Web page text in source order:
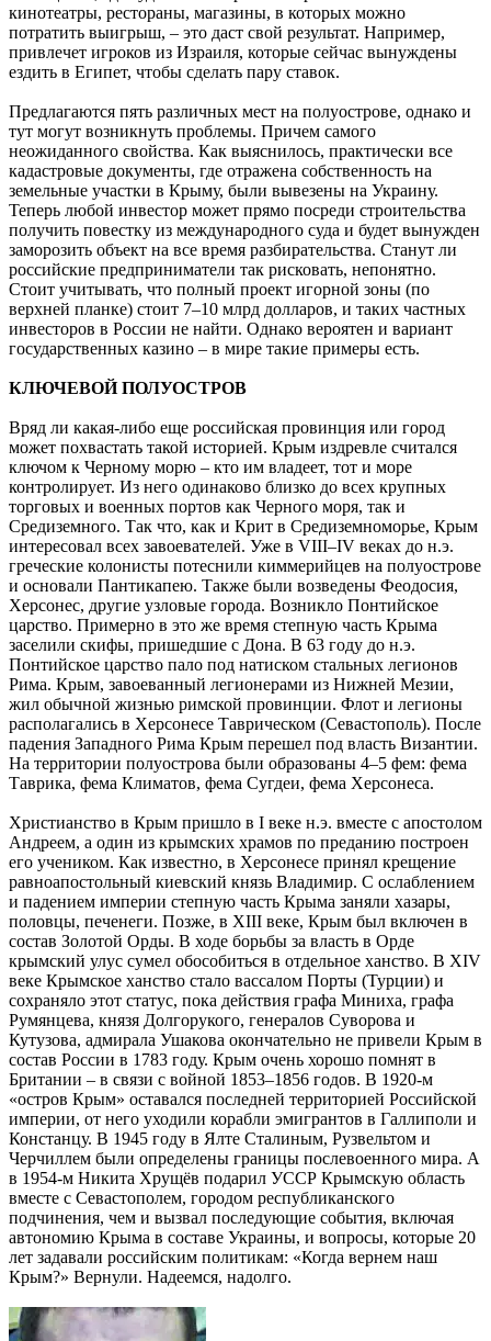
кинотеатры, рестораны, магазины, в которых можно
потратить выигрыш, – это даст свой результат. Например,
привлечет игроков из Израиля, которые сейчас вынуждены
ездить в Египет, чтобы сделать пару ставок.
Предлагаются пять различных мест на полуострове, однако и
тут могут возникнуть проблемы. Причем самого
неожиданного свойства. Как выяснилось, практически все
кадастровые документы, где отражена собственность на
земельные участки в Крыму, были вывезены на Украину.
Теперь любой инвестор может прямо посреди строительства
получить повестку из международного суда и будет вынужден
заморозить объект на все время разбирательства. Станут ли
российские предприниматели так рисковать, непонятно.
Стоит учитывать, что полный проект игорной зоны (по
верхней планке) стоит 7–10 млрд долларов, и таких частных
инвесторов в России не найти. Однако вероятен и вариант
государственных казино – в мире такие примеры есть.
КЛЮЧЕВОЙ ПОЛУОСТРОВ
Вряд ли какая-либо еще российская провинция или город
может похвастать такой историей. Крым издревле считался
ключом к Черному морю – кто им владеет, тот и море
контролирует. Из него одинаково близко до всех крупных
торговых и военных портов как Черного моря, так и
Средиземного. Так что, как и Крит в Средиземноморье, Крым
интересовал всех завоевателей. Уже в VIII–IV веках до н.э.
греческие колонисты потеснили киммерийцев на полуострове
и основали Пантикапею. Также были возведены Феодосия,
Херсонес, другие узловые города. Возникло Понтийское
царство. Примерно в это же время степную часть Крыма
заселили скифы, пришедшие с Дона. В 63 году до н.э.
Понтийское царство пало под натиском стальных легионов
Рима. Крым, завоеванный легионерами из Нижней Мезии,
жил обычной жизнью римской провинции. Флот и легионы
располагались в Херсонесе Таврическом (Севастополь). После
падения Западного Рима Крым перешел под власть Византии.
На территории полуострова были образованы 4–5 фем: фема
Таврика, фема Климатов, фема Сугдеи, фема Херсонеса.
Христианство в Крым пришло в I веке н.э. вместе с апостолом
Андреем, а один из крымских храмов по преданию построен
его учеником. Как известно, в Херсонесе принял крещение
равноапостольный киевский князь Владимир. С ослаблением
и падением империи степную часть Крыма заняли хазары,
половцы, печенеги. Позже, в XIII веке, Крым был включен в
состав Золотой Орды. В ходе борьбы за власть в Орде
крымский улус сумел обособиться в отдельное ханство. В XIV
веке Крымское ханство стало вассалом Порты (Турции) и
сохраняло этот статус, пока действия графа Миниха, графа
Румянцева, князя Долгорукого, генералов Суворова и
Кутузова, адмирала Ушакова окончательно не привели Крым в
состав России в 1783 году. Крым очень хорошо помнят в
Британии – в связи с войной 1853–1856 годов. В 1920-м
«остров Крым» оставался последней территорией Российской
империи, от него уходили корабли эмигрантов в Галлиполи и
Констанцу. В 1945 году в Ялте Сталиным, Рузвельтом и
Черчиллем были определены границы послевоенного мира. А
в 1954-м Никита Хрущёв подарил УССР Крымскую область
вместе с Севастополем, городом республиканского
подчинения, чем и вызвал последующие события, включая
автономию Крыма в составе Украины, и вопросы, которые 20
лет задавали российским политикам: «Когда вернем наш
Крым?» Вернули. Надеемся, надолго.